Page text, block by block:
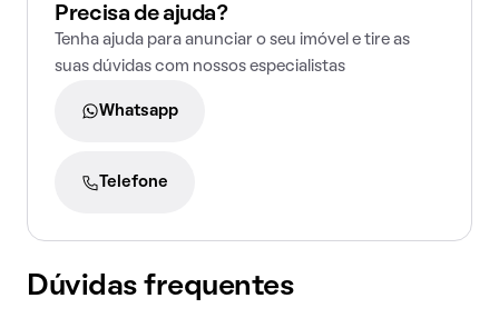
Precisa de ajuda?
Tenha ajuda para anunciar o seu imóvel e tire as
suas dúvidas com nossos especialistas
Whatsapp
Telefone
Dúvidas frequentes